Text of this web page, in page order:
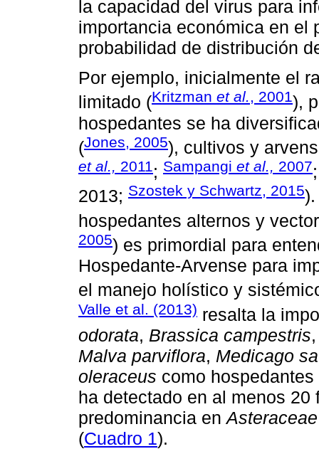
la capacidad del virus para
importancia económica en el
probabilidad de distribución
Por ejemplo, inicialmente el
limitado (Kritzman et al., 2001),
hospedantes se ha
(Jones, 2005), cultivos y
et al., 2011; Sampangi et al., 2007
2013; Szostek y Schwartz, 2015
hospedantes alternos y
2005) es primordial para
Hospedante-Arvense para
el manejo holístico y
Valle et al. (2013) resalta la
odorata, Brassica campestris
Malva parviflora, Medicago
oleraceus como
ha detectado en al menos
predominancia enAsteraceae
(Cuadro 1).